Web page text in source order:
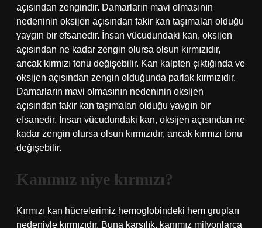
açısından zengindir. Damarların mavi olmasının
nedeninin oksijen açısından fakir kan taşımaları olduğu
yaygın bir efsanedir. İnsan vücudundaki kan, oksijen
açısından ne kadar zengin olursa olsun kırmızıdır,
ancak kırmızı tonu değişebilir. Kan kalpten çıktığında ve
oksijen açısından zengin olduğunda parlak kırmızıdır.
Damarların mavi olmasının nedeninin oksijen
açısından fakir kan taşımaları olduğu yaygın bir
efsanedir. İnsan vücudundaki kan, oksijen açısından ne
kadar zengin olursa olsun kırmızıdır, ancak kırmızı tonu
değişebilir.
Kanımız niye kırmızı?
Kırmızı kan hücrelerimiz hemoglobindeki hem grupları
nedeniyle kırmızıdır. Buna karşılık, kanımız milyonlarca